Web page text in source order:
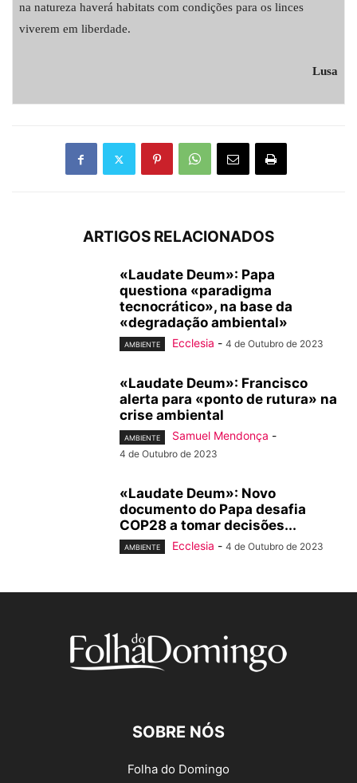
na natureza haverá habitats com condições para os linces
viverem em liberdade.
Lusa
ARTIGOS RELACIONADOS
«Laudate Deum»: Papa
questiona «paradigma
tecnocrático», na base da
«degradação ambiental»
AMBIENTE Ecclesia - 4 de Outubro de 2023
«Laudate Deum»: Francisco
alerta para «ponto de rutura» na
crise ambiental
AMBIENTE Samuel Mendonça -
4 de Outubro de 2023
«Laudate Deum»: Novo
documento do Papa desafia
COP28 a tomar decisões...
AMBIENTE Ecclesia - 4 de Outubro de 2023
SOBRE NÓS
Folha do Domingo